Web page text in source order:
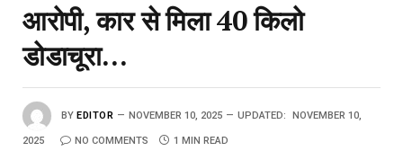
आरोपी, कार से मिला 40 किलो
डोडाचूरा…
BY EDITOR NOVEMBER 10, 2025 UPDATED: NOVEMBER 10,
2025 NO COMMENTS 1 MIN READ